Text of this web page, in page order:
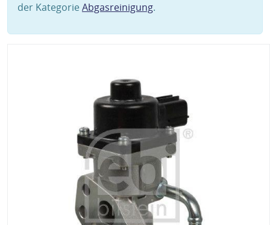
der KategorieAbgasreinigung.